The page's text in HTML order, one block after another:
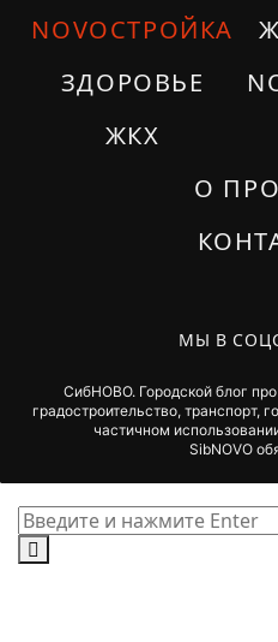
NOVOСТРОЙКА
ЗДОРОВЬЕ
ЖКХ
О
МЫ В
СибНОВО. Городской блог
градостроительство, транспорт,
частичном
SibNOVO